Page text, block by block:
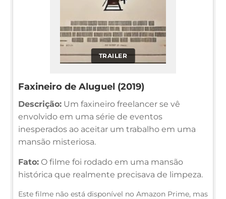
TRAILER
Faxineiro de Aluguel (2019)
Descrição: Um faxineiro freelancer se vê
envolvido em uma série de eventos
inesperados ao aceitar um trabalho em uma
mansão misteriosa.
Fato: O filme foi rodado em uma mansão
histórica que realmente precisava de limpeza.
Este filme não está disponível no Amazon Prime, mas